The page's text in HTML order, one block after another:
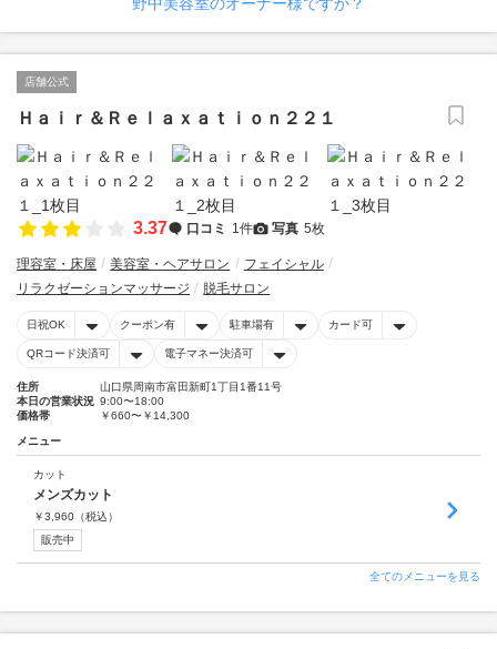
店舗公式
Ｈａｉｒ＆Ｒｅｌａｘａｔｉｏｎ２２１
3.37 口コミ 1件 写真 5枚
理容室・床屋 美容室・ヘアサロン
フェイシャル
リラクゼーションマッサージ
脱毛サロン
日祝OK クーポン有 駐車場有 カード可
QRコード決済可 電子マネー決済可
住所
山口県周南市富田新町1丁目1番11号
本日の営業状況 9:00〜18:00
価格帯
￥660〜￥14,300
メニュー
カット
メンズカット
￥3,960 （税込）
販売中
全てのメニューを見る